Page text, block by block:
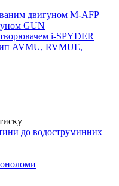
двигуном M-AFP
GUN
i-SPYDER
AVMU, RVMUE,
до водоструминних